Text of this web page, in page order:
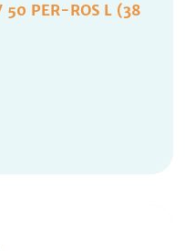
50 PER-ROS L (38